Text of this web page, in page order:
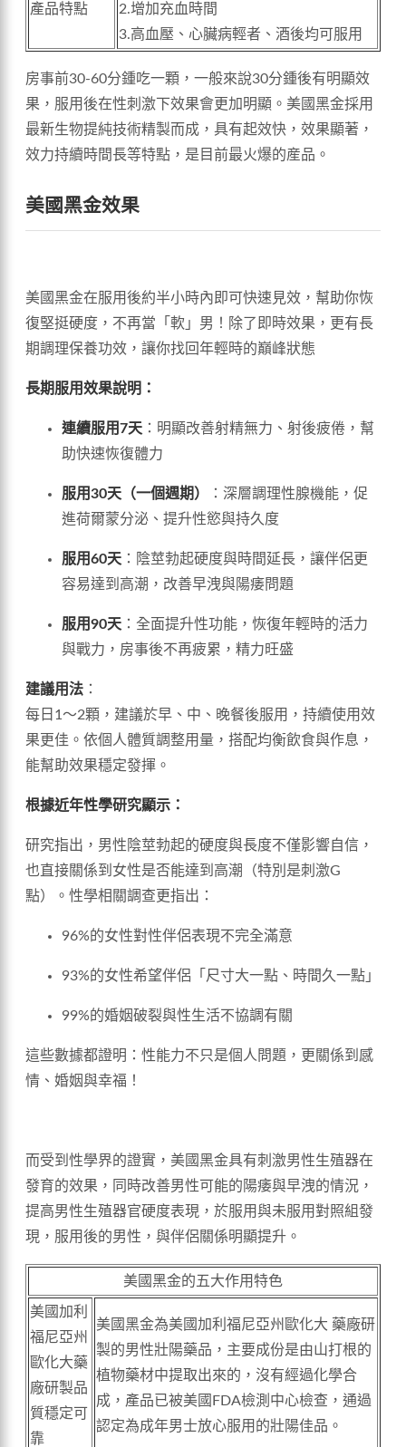
產品特點
2.增加充血時間
3.高血壓、心臟病輕者、酒後均可服用
房事前30-60分鍾吃一顆，一般來說30分鍾後有明顯效
果，服用後在性刺激下效果會更加明顯。美國黑金採用
最新生物提純技術精製而成，具有起效快，效果顯著，
效力持續時間長等特點，是目前最火爆的産品。
美國黑金效果
美國黑金在服用後約半小時內即可快速見效，幫助你恢
復堅挺硬度，不再當「軟」男！除了即時效果，更有長
期調理保養功效，讓你找回年輕時的巔峰狀態
長期服用效果說明：
連續服用7天 ：明顯改善射精無力、射後疲倦，幫
助快速恢復體力
服用30天（一個週期）
：深層調理性腺機能，促
進荷爾蒙分泌、提升性慾與持久度
服用60天 ：陰莖勃起硬度與時間延長，讓伴侶更
容易達到高潮，改善早洩與陽痿問題
服用90天 ：全面提升性功能，恢復年輕時的活力
與戰力，房事後不再疲累，精力旺盛
建議用法 ：
每日1～2顆，建議於早、中、晚餐後服用，持續使用效
果更佳。依個人體質調整用量，搭配均衡飲食與作息，
能幫助效果穩定發揮。
根據近年性學研究顯示：
研究指出，男性陰莖勃起的硬度與長度不僅影響自信，
也直接關係到女性是否能達到高潮（特別是刺激G
點）。性學相關調查更指出：
96%的女性對性伴侶表現不完全滿意
93%的女性希望伴侶「尺寸大一點、時間久一點」
99%的婚姻破裂與性生活不協調有關
這些數據都證明：性能力不只是個人問題，更關係到感
情、婚姻與幸福！
而受到性學界的證實，美國黑金具有刺激男性生殖器在
發育的效果，同時改善男性可能的陽痿與早洩的情況，
提高男性生殖器官硬度表現，於服用與未服用對照組發
現，服用後的男性，與伴侶關係明顯提升。
美國黑金的五大作用特色
美國加利
福尼亞州
歐化大藥
廠研製品
質穩定可
靠
美國黑金為美國加利福尼亞州歐化大 藥廠研
製的男性壯陽藥品，主要成份是由山打根的
植物藥材中提取出來的，沒有經過化學合
成，產品已被美國FDA檢測中心檢查，通過
認定為成年男士放心服用的壯陽佳品。